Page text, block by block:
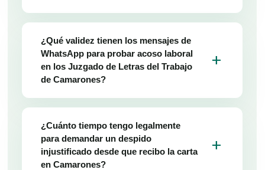
¿Qué validez tienen los mensajes de
WhatsApp para probar acoso laboral
en los Juzgado de Letras del Trabajo
de Camarones?
add
¿Cuánto tiempo tengo legalmente
para demandar un despido
injustificado desde que recibo la carta
en Camarones?
add